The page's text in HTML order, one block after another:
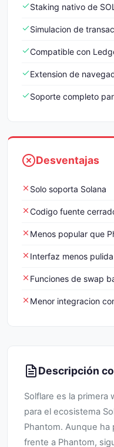
Staking nativo de
Simulacion de
Compatible con
Extension de
Soporte completo
Desventajas
Solo soporta Solana
Codigo fuente
Menos popular que
Interfaz menos
Funciones de swap
Menor integracion
Descripción
Solflare es la primera
para el ecosistema
Phantom. Aunque
frente a Phantom,